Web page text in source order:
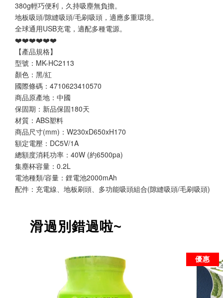
380g輕巧便利，久持吸塵無負擔。
地板吸頭/隙縫吸頭/毛刷吸頭，適應多重環境。
全球通用USB充電，適配多種電源。
❤️❤️❤️❤️❤️❤️
【產品規格】
型號：MK-HC2113
顏色：黑/紅
國際條碼：4710623410570
商品原產地：中國
保固期：新品保固180天
材質：ABS塑料
商品尺寸(mm)：W230xD650xH170
額定電壓：DC5V/1A
總額度消耗功率：40W (約6500pa)
集塵杯容量：0.2L
電池種類/容量：鋰電池2000mAh
配件：充電線、地板刷頭、多功能吸頭組合(隙縫吸頭/毛刷吸頭)
滑過別錯過啦~
優惠